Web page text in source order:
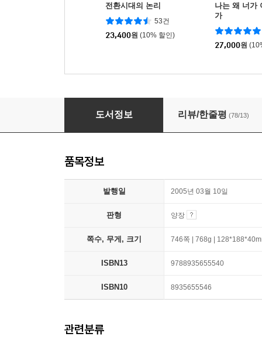
전환시대의 논리
53건
23,400원 (10% 할인)
나는 왜 너가
가
27,000원
도서정보 리뷰/한줄평 (78/13)
품목정보
발행일 2005년 03월 10일
판형 양장
쪽수, 무게, 크기 746쪽 | 768g |
ISBN13 9788935655540
ISBN10 8935655546
관련분류